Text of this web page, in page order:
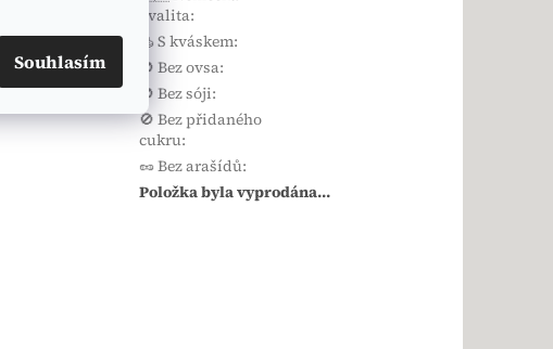
Souhlasím
kvalita:
🥯 S kváskem:
🚫 Bez ovsa:
🚫 Bez sóji:
🚫 Bez přidaného
cukru:
🥜 Bez arašídů:
Položka byla vyprodána…